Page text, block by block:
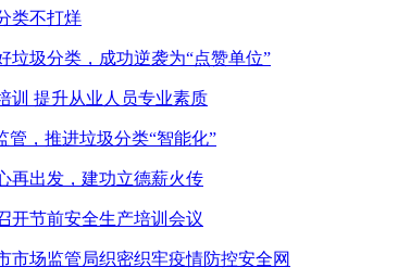
类不打烊
垃圾分类，成功逆袭为“点赞单位”
训 提升从业人员专业素质
管，推进垃圾分类“智能化”
再出发，建功立德薪火传
开节前安全生产培训会议
市场监管局织密织牢疫情防控安全网